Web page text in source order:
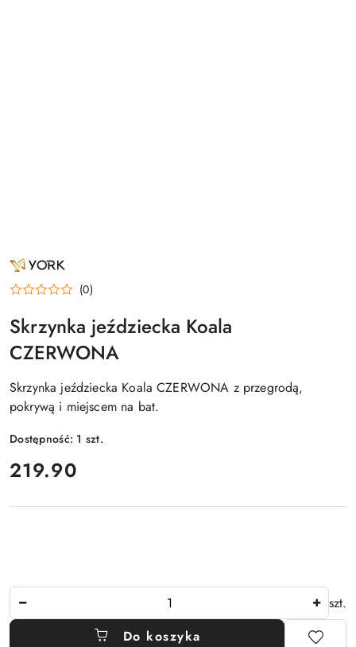
NAZWA
PRODUCENTA:
YORK (0)
Skrzynka jeździecka Koala
CZERWONA
Skrzynka jeździecka Koala CZERWONA z przegrodą,
pokrywą i miejscem na bat.
Dostępność: 1 szt.
cena:
219.90
szt.
Do koszyka